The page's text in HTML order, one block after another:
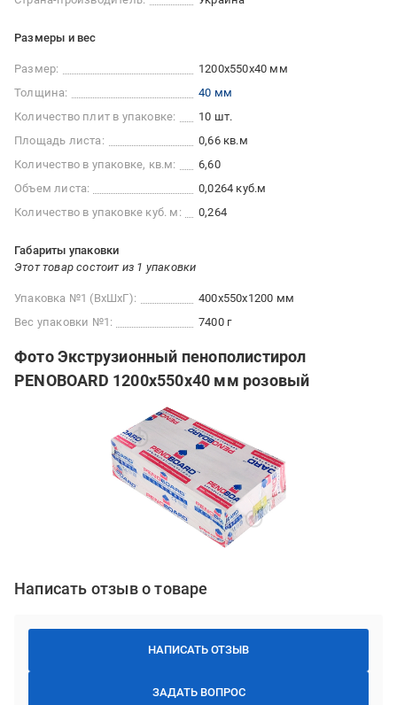
Размеры и вес
Размер:
1200x550x40 мм
Толщина:
40 мм
Количество плит в упаковке:
10 шт.
Площадь листа:
0,66 кв.м
Количество в упаковке, кв.м:
6,60
Объем листа:
0,0264 куб.м
Количество в упаковке куб. м:
0,264
Габариты упаковки
Этот товар состоит из 1 упаковки
Упаковка №1 (ВхШхГ):
400x550x1200 мм
Вес упаковки №1:
7400 г
Фото Экструзионный пенополистирол
PENOBOARD 1200х550х40 мм розовый
Написать отзыв о товаре
НАПИСАТЬ ОТЗЫВ
ЗАДАТЬ ВОПРОС